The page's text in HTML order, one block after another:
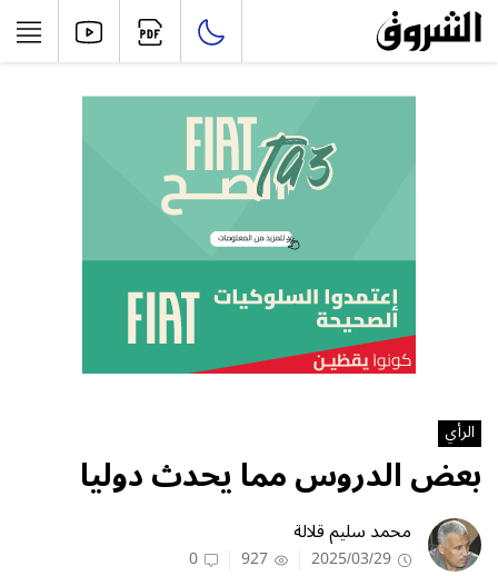
الرأي
بعض الدروس مما يحدث دوليا
محمد سليم قلالة
2025/03/29
927
0